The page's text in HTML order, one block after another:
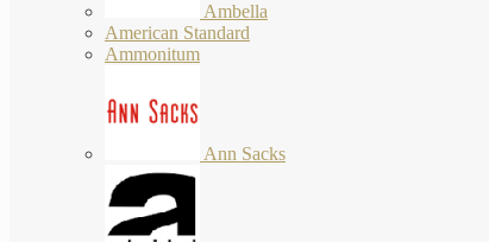
Ambella
American Standard
Ammonitum
Ann Sacks